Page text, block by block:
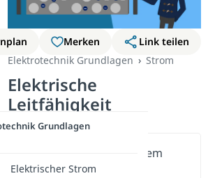
Merken
Link teilen
Elektrotechnik Grundlagen
Strom
Elektrische
Leitfähigkeit
Wichtige Inhalte in diesem
Video
Grundlagen
Elektrischer Strom